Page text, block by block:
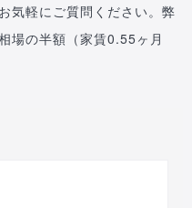
気軽にご質問ください。弊
場の半額（家賃0.55ヶ月